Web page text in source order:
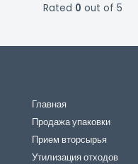
Rated 0 out of 5
Главная
Продажа упаковки
Прием вторсырья
Утилизация отходов